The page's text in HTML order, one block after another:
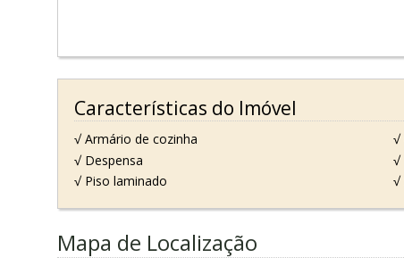
Características do Imóvel
√ Armário de cozinha √
√ Despensa
√
√ Piso laminado
√
Mapa de Localização